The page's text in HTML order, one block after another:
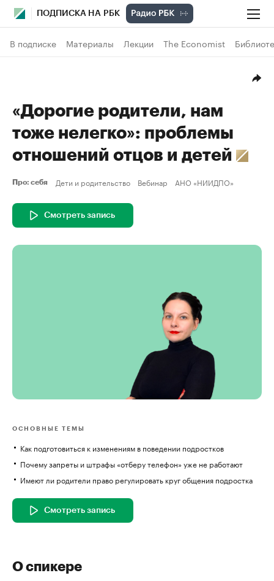
ПОДПИСКА НА РБК
В подписке Материалы Лекции The Economist
«Дорогие родители, нам
тоже нелегко»: проблемы
отношений отцов и детей
Про: себя Дети и родительство Вебинар АНО «НИИДПО»
Смотреть запись
ОСНОВНЫЕ ТЕМЫ
Как подготовиться к изменениям в поведении подростков
Почему запреты и штрафы «отберу телефон» уже не работают
Имеют ли родители право регулировать круг общения подростка
Смотреть запись
О спикере